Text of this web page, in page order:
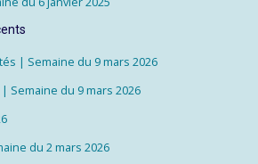
| Semaine du 9 mars 2026
Semaine du 9 mars 2026
du 2 mars 2026